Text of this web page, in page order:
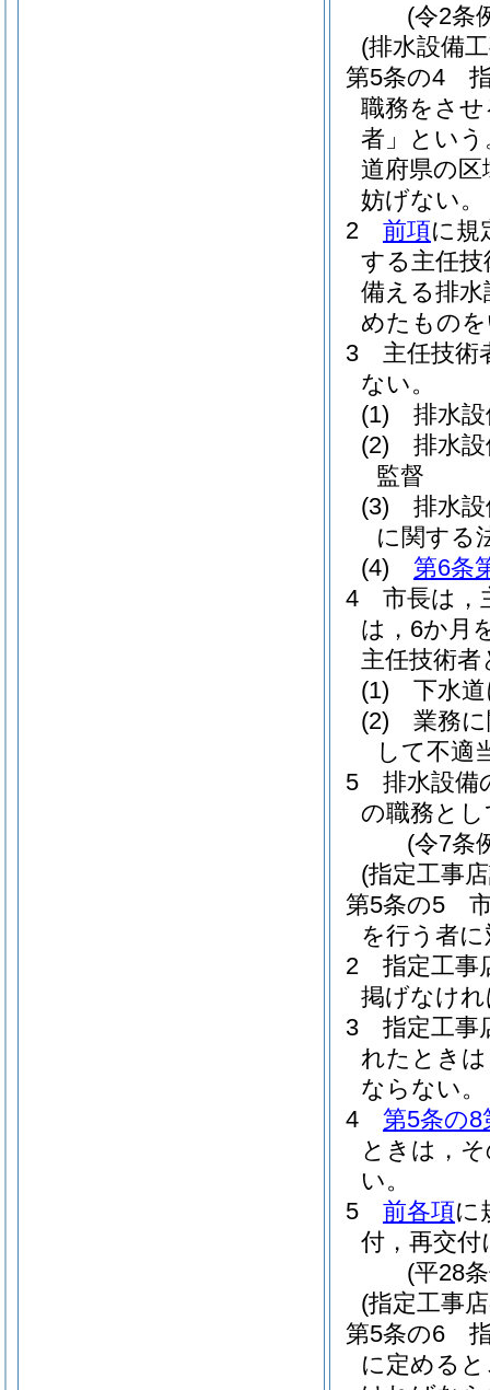
(令2条
(排水設備
第5条の4
職務をさ
者」という
道府県の
妨げない。
2
前項に規
する主任技
備える排
めたもの
3
主任技術
ない。
(1)
排水
(2)
排水
監督
(3)
排水
に関する
(4)
第6条
4
市長は，
は，6か月
主任技術
(1)
下水
(2)
業務
して不適
5
排水設備
の職務と
(令7条
(指定工事
第5条の5
を行う者
2
指定工事
掲げなけ
3
指定工事
れたとき
ならない。
4
第5条の8
ときは，
い。
5
前各項に
付，再交
(平28
(指定工事
第5条の6
に定める